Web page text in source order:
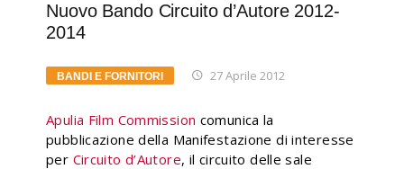
Nuovo Bando Circuito d’Autore 2012-
2014
BANDI E FORNITORI 27 Aprile 2012
Apulia Film Commission comunica la
pubblicazione della Manifestazione di interesse
per Circuito d’Autore, il circuito delle sale